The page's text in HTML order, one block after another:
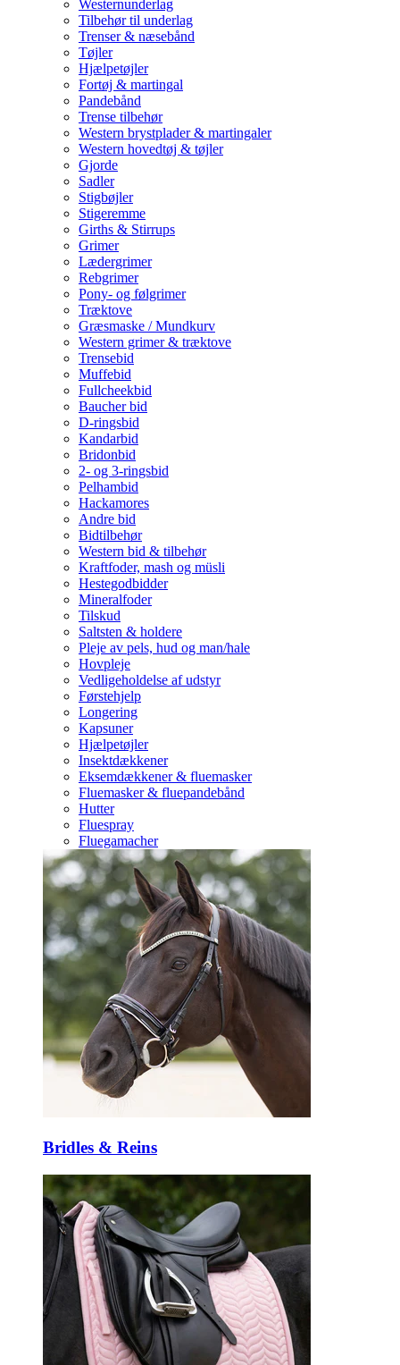
Westernunderlag
Tilbehør til underlag
Trenser & næsebånd
Tøjler
Hjælpetøjler
Fortøj & martingal
Pandebånd
Trense tilbehør
Western brystplader & martingaler
Western hovedtøj & tøjler
Gjorde
Sadler
Stigbøjler
Stigeremme
Girths & Stirrups
Grimer
Lædergrimer
Rebgrimer
Pony- og følgrimer
Træktove
Græsmaske / Mundkurv
Western grimer & træktove
Trensebid
Muffebid
Fullcheekbid
Baucher bid
D-ringsbid
Kandarbid
Bridonbid
2- og 3-ringsbid
Pelhambid
Hackamores
Andre bid
Bidtilbehør
Western bid & tilbehør
Kraftfoder, mash og müsli
Hestegodbidder
Mineralfoder
Tilskud
Saltsten & holdere
Pleje av pels, hud og man/hale
Hovpleje
Vedligeholdelse af udstyr
Førstehjelp
Longering
Kapsuner
Hjælpetøjler
Insektdækkener
Eksemdækkener & fluemasker
Fluemasker & fluepandebånd
Hutter
Fluespray
Fluegamacher
Bridles & Reins